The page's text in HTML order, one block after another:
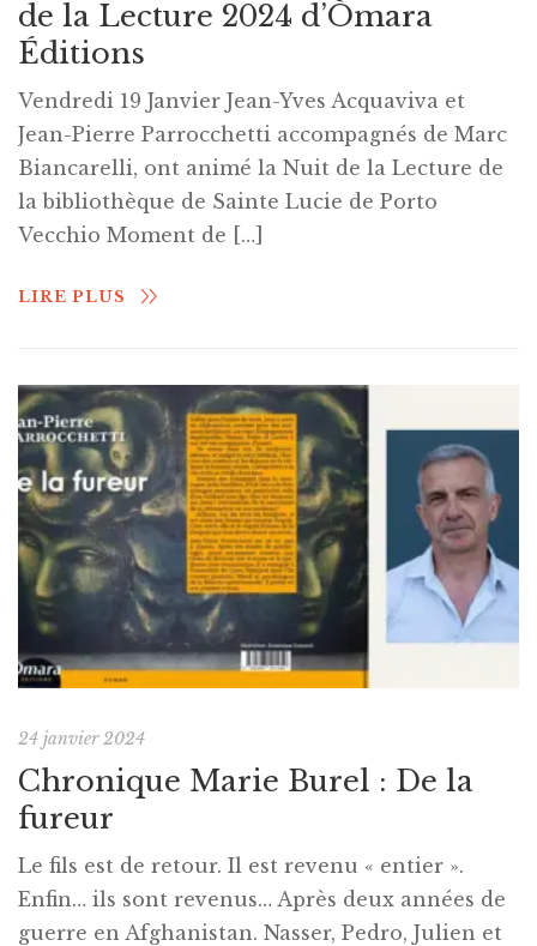
de la Lecture 2024 d’Òmara
Éditions
Vendredi 19 Janvier Jean-Yves Acquaviva et
Jean-Pierre Parrocchetti accompagnés de Marc
Biancarelli, ont animé la Nuit de la Lecture de
la bibliothèque de Sainte Lucie de Porto
Vecchio Moment de […]
LIRE PLUS
24 janvier 2024
Chronique Marie Burel : De la
fureur
Le fils est de retour. Il est revenu « entier ».
Enfin… ils sont revenus… Après deux années de
guerre en Afghanistan. Nasser, Pedro, Julien et